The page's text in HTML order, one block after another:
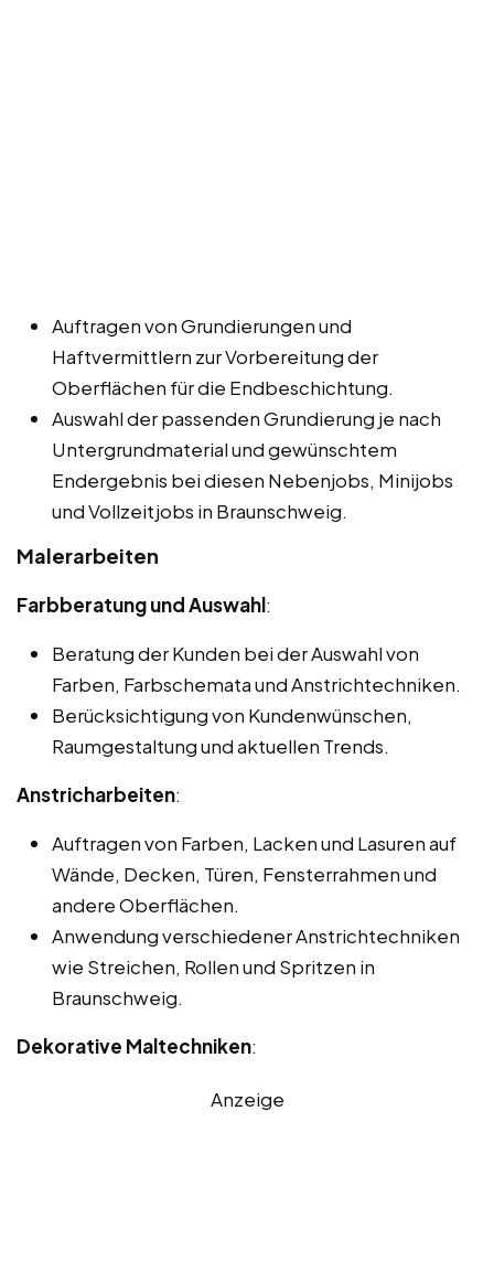
Auftragen von Grundierungen und
Haftvermittlern zur Vorbereitung der
Oberflächen für die Endbeschichtung.
Auswahl der passenden Grundierung je nach
Untergrundmaterial und gewünschtem
Endergebnis bei diesen Nebenjobs, Minijobs
und Vollzeitjobs in Braunschweig.
Malerarbeiten
Farbberatung und Auswahl:
Beratung der Kunden bei der Auswahl von
Farben, Farbschemata und Anstrichtechniken.
Berücksichtigung von Kundenwünschen,
Raumgestaltung und aktuellen Trends.
Anstricharbeiten:
Auftragen von Farben, Lacken und Lasuren auf
Wände, Decken, Türen, Fensterrahmen und
andere Oberflächen.
Anwendung verschiedener Anstrichtechniken
wie Streichen, Rollen und Spritzen in
Braunschweig.
Dekorative Maltechniken:
Anzeige